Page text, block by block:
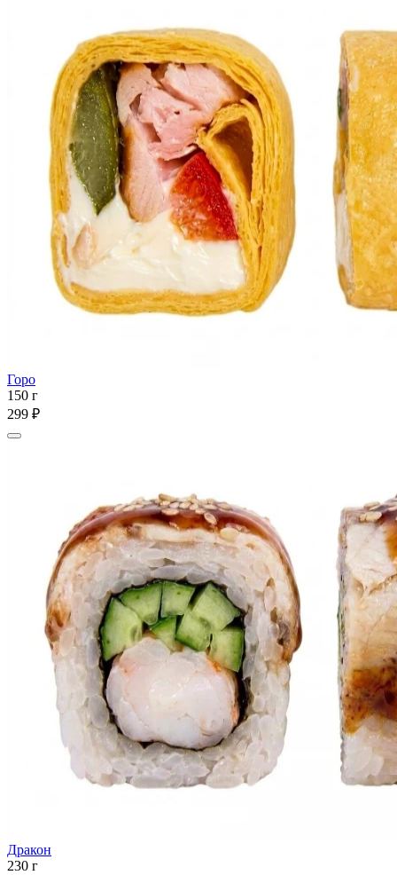
Горо
150 г
299 ₽
Дракон
230 г